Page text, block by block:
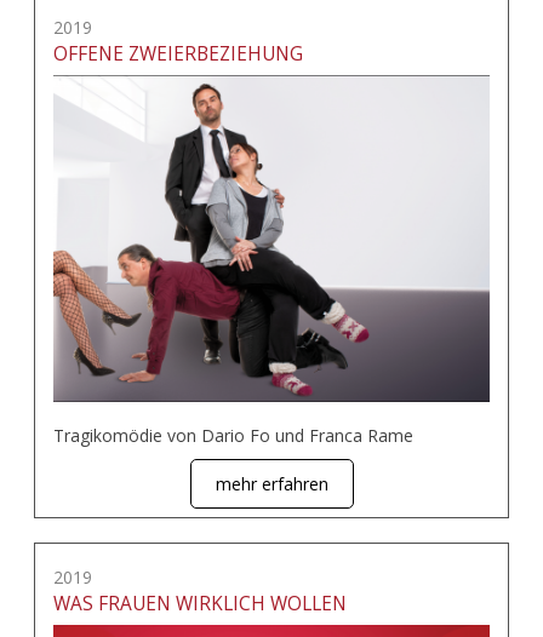
2019
OFFENE ZWEIERBEZIEHUNG
Tragikomödie von Dario Fo und Franca Rame
mehr erfahren
2019
WAS FRAUEN WIRKLICH WOLLEN